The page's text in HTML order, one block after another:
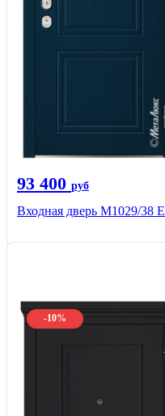
93 400 руб
Входная дверь М1029/38 E
-10%